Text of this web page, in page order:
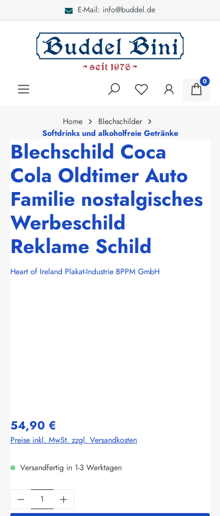
E-Mail: info@buddel.de
0
Home
Blechschilder
Softdrinks und alkoholfreie Getränke
Blechschild Coca
Cola Oldtimer Auto
Familie nostalgisches
Werbeschild
Reklame Schild
Heart of Ireland Plakat-Industrie BPPM GmbH
54,90 €
Preise inkl. MwSt. zzgl. Versandkosten
Versandfertig in 1-3 Werktagen
Produkt Anzahl: Gib den gewünschten